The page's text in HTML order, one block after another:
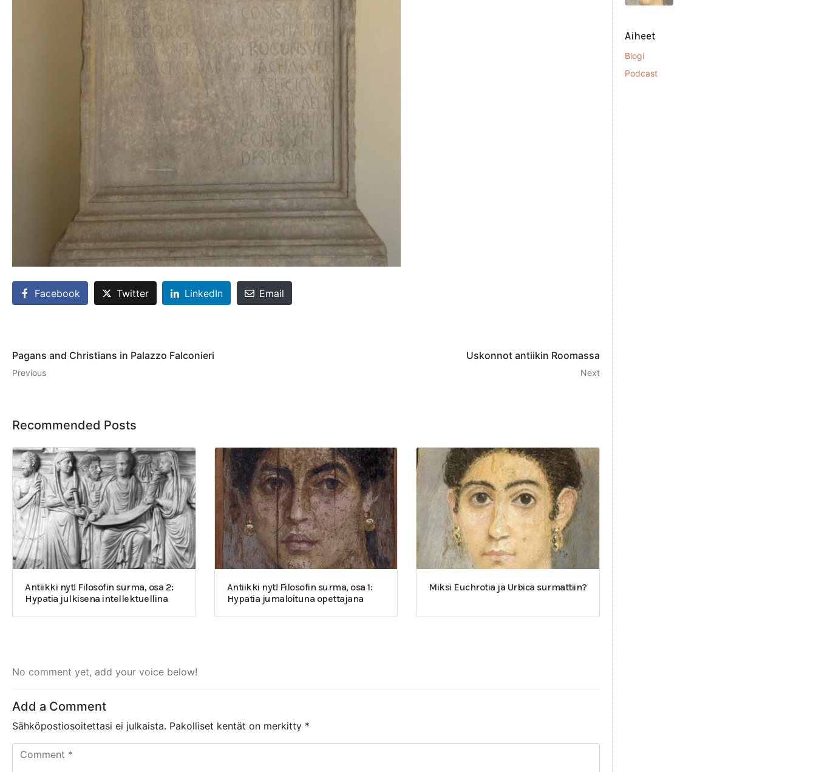
Facebook Twitter LinkedIn Email
Pagans and Christians in Palazzo Falconieri
Previous
Uskonnot antiikin Roomassa
Next
Recommended Posts
Antiikki nyt! Filosofin surma, osa 2:
Hypatia julkisena intellektuellina
Antiikki nyt! Filosofin surma, osa 1:
Hypatia jumaloituna opettajana
Miksi Euchrotia ja Urbica surmattiin?
No comment yet, add your voice below!
Add a Comment
Sähköpostiosoitettasi ei julkaista. Pakolliset kentät on merkitty *
Aiheet
Blogi
Podcast